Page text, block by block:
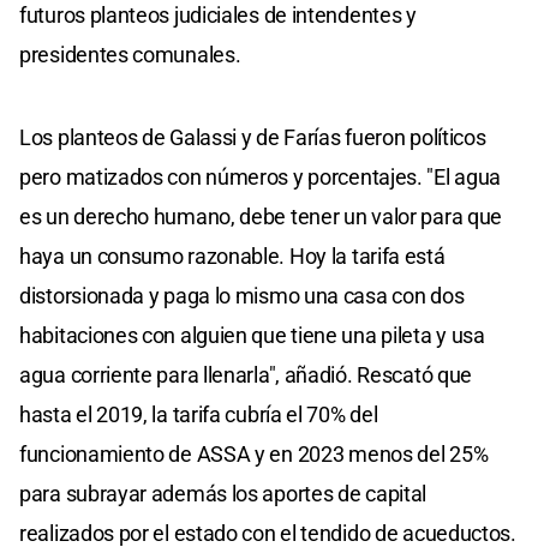
futuros planteos judiciales de intendentes y
presidentes comunales.
Los planteos de Galassi y de Farías fueron políticos
pero matizados con números y porcentajes. "El agua
es un derecho humano, debe tener un valor para que
haya un consumo razonable. Hoy la tarifa está
distorsionada y paga lo mismo una casa con dos
habitaciones con alguien que tiene una pileta y usa
agua corriente para llenarla", añadió. Rescató que
hasta el 2019, la tarifa cubría el 70% del
funcionamiento de ASSA y en 2023 menos del 25%
para subrayar además los aportes de capital
realizados por el estado con el tendido de acueductos.